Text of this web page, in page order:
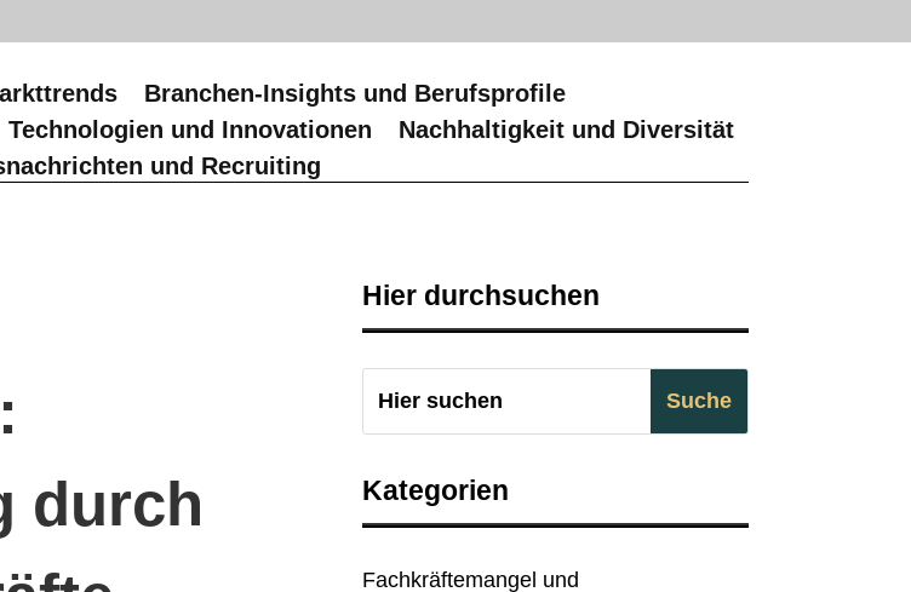
Branchen-Insights und Berufsprofile
Technologien und Innovationen
Nachhaltigkeit und Diversität
und Recruiting
durch
Hier durchsuchen
Kategorien
Fachkräftemangel und